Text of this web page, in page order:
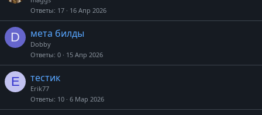
Ответы 17 16 Апр 2026
D мета билды
Dobby
Ответы 0 15 Апр 2026
E тестик
Erik77
Ответы 10 6 Мар 2026